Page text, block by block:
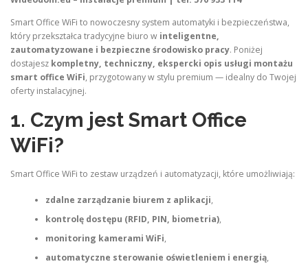
Smart Office WiFi to nowoczesny system automatyki i bezpieczeństwa,
który przekształca tradycyjne biuro w inteligentne,
zautomatyzowane i bezpieczne środowisko pracy. Poniżej
dostajesz kompletny, techniczny, ekspercki opis usługi montażu
smart office WiFi, przygotowany w stylu premium — idealny do Twojej
oferty instalacyjnej.
1. Czym jest Smart Office
WiFi?
Smart Office WiFi to zestaw urządzeń i automatyzacji, które umożliwiają:
zdalne zarządzanie biurem z aplikacji,
kontrolę dostępu (RFID, PIN, biometria),
monitoring kamerami WiFi,
automatyczne sterowanie oświetleniem i energią,